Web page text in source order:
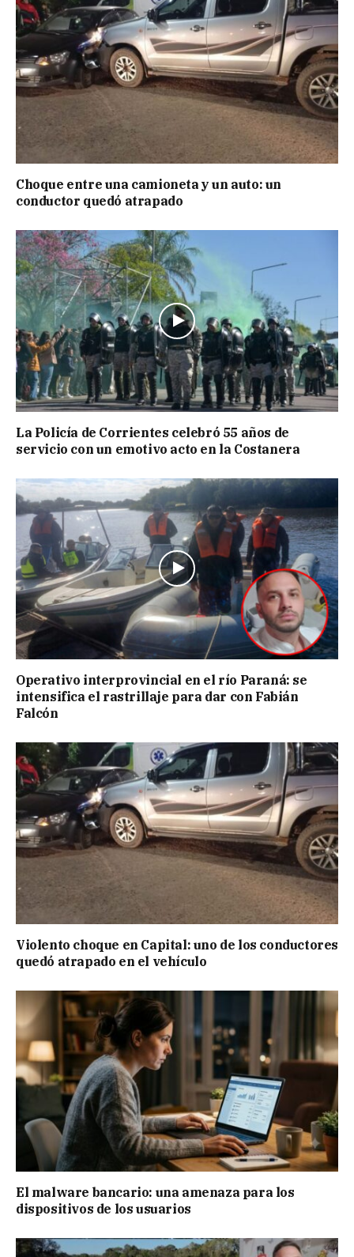
Choque entre una camioneta y un auto: un
conductor quedó atrapado
La Policía de Corrientes celebró 55 años de
servicio con un emotivo acto en la Costanera
Operativo interprovincial en el río Paraná: se
intensifica el rastrillaje para dar con Fabián
Falcón
Violento choque en Capital: uno de los conductores
quedó atrapado en el vehículo
El malware bancario: una amenaza para los
dispositivos de los usuarios